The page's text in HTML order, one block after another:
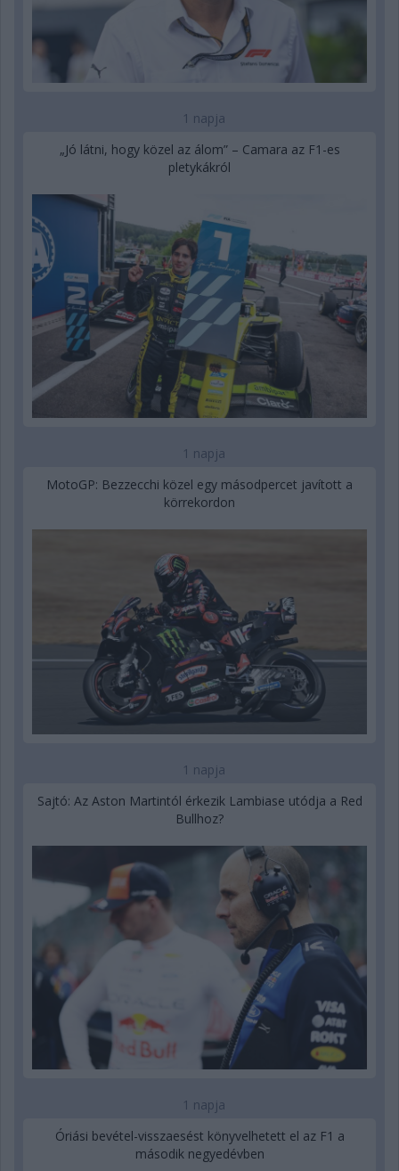
1 napja
„Jó látni, hogy közel az álom” – Camara az F1-es
pletykákról
1 napja
MotoGP: Bezzecchi közel egy másodpercet javított a
körrekordon
1 napja
Sajtó: Az Aston Martintól érkezik Lambiase utódja a Red
Bullhoz?
1 napja
Óriási bevétel-visszaesést könyvelhetett el az F1 a
második negyedévben